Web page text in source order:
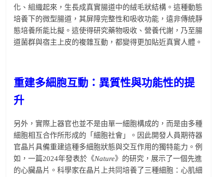
化、組織起來，生長成真實腸道中的絨毛狀結構。這種動態
培養下的微型腸道，其屏障完整性和吸收功能，遠非傳統靜
態培養所能比擬。這使得研究藥物吸收、營養代謝，乃至腸
道菌群與宿主上皮的複雜互動，都變得更加貼近真實人體。
重建多細胞互動：異質性與功能性的提
升
另外，實際上器官也並不是由單一細胞構成的，而是由多種
細胞相互合作所形成的「細胞社會」。因此開發人員期待器
官晶片具備重建這種多細胞狀態與交互作用的獨特能力。例
如，一篇2024年發表於《Nature》的研究，展示了一個先進
的心臟晶片。科學家在晶片上共同培養了三種細胞：心肌細